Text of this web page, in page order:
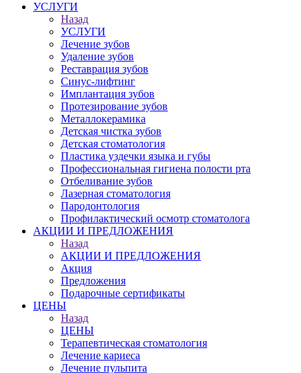
УСЛУГИ
Назад
УСЛУГИ
Лечение зубов
Удаление зубов
Реставрация зубов
Синус-лифтинг
Имплантация зубов
Протезирование зубов
Металлокерамика
Детская чистка зубов
Детская стоматология
Пластика уздечки языка и губы
Профессиональная гигиена полости рта
Отбеливание зубов
Лазерная стоматология
Пародонтология
Профилактический осмотр стоматолога
АКЦИИ И ПРЕДЛОЖЕНИЯ
Назад
АКЦИИ И ПРЕДЛОЖЕНИЯ
Акция
Предложения
Подарочные сертификаты
ЦЕНЫ
Назад
ЦЕНЫ
Терапевтическая стоматология
Лечение кариеса
Лечение пульпита